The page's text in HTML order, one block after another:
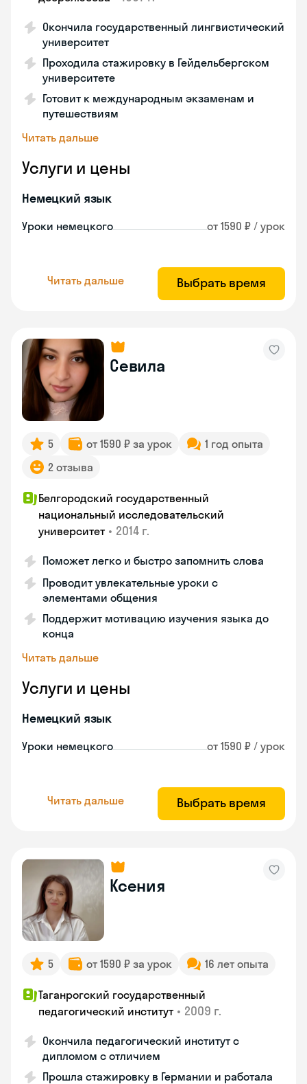
Окончила государственный лингвистический
университет
Проходила стажировку в Гейдельбергском
университете
Готовит к международным экзаменам и
путешествиям
Читать дальше
Услуги и цены
Немецкий язык
Уроки немецкого от 1590 ₽ / урок
Читать дальше Выбрать время
Севила
5 от 1590 ₽ за урок
1 год опыта
2 отзыва
Белгородский государственный
национальный исследовательский
университет • 2014 г.
Поможет легко и быстро запомнить слова
Проводит увлекательные уроки с
элементами общения
Поддержит мотивацию изучения языка до
конца
Читать дальше
Услуги и цены
Немецкий язык
Уроки немецкого от 1590 ₽ / урок
Читать дальше Выбрать время
Ксения
5 от 1590 ₽ за урок 16 лет опыта
Таганрогский государственный
педагогический институт • 2009 г.
Окончила педагогический институт с
дипломом с отличием
Прошла стажировку в Германии и работала